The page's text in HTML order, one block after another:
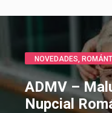
CLÁSICOS,
Bella y
Español